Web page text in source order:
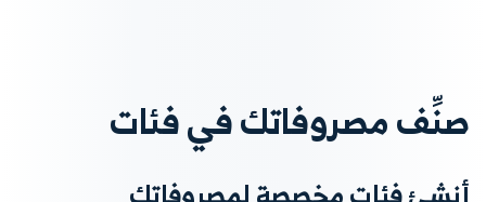
صنِّف مصروفاتك في فئات